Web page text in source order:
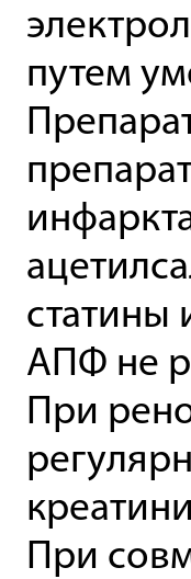
путем
статины
АПФ не
При
При